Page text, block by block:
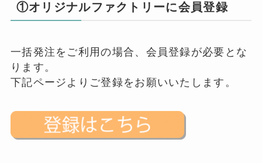
①オリジナルファクトリーに会員登録
一括発注をご利用の場合、会員登録が必要とな
ります。
下記ページよりご登録をお願いいたします。